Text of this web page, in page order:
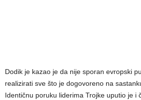
Dodik je kazao je da nije sporan evropski
realizirati sve što je dogovoreno na
Identičnu poruku liderima Trojke uputio je i